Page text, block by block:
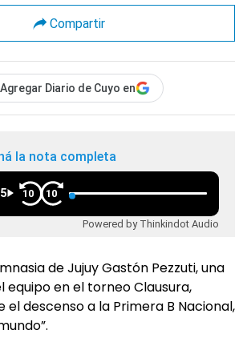
Compartir
Agregar Diario de Cuyo en
la nota completa
10 10
Powered by Thinkindot Audio
de Jujuy Gastón Pezzuti, una
equipo en el torneo Clausura,
el descenso a la Primera B Nacional,